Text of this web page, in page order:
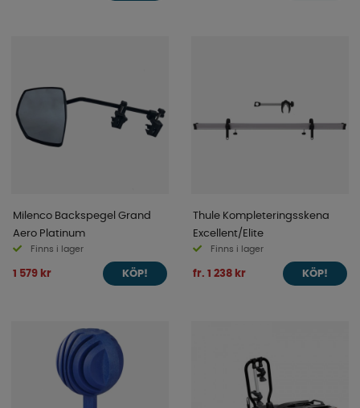
Milenco Backspegel Grand
Aero Platinum
Finns i lager
1 579 kr KÖP!
Thule Kompleteringsskena
Excellent/Elite
Finns i lager
fr. 1 238 kr KÖP!